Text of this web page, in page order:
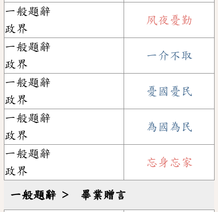
一般題辭
政界
夙夜憂勤
一般題辭
政界
一介不取
一般題辭
政界
憂國憂民
一般題辭
政界
為國為民
一般題辭
政界
忘身忘家
一般題辭 ﹥ 畢業贈言